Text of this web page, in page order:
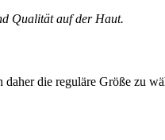
Qualität auf der Haut.
die reguläre Größe zu